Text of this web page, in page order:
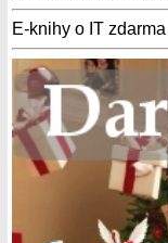
E-knihy o IT zdarma